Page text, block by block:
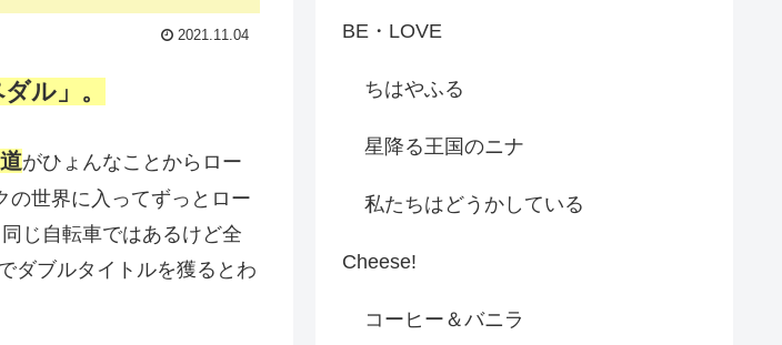
2021.11.04
ル」。
がひょんなことからロー
の世界に入ってずっとロー
じ自転車ではあるけど全
ダブルタイトルを獲るとわ
BE・LOVE
ちはやふる
星降る王国のニナ
私たちはどうかしている
Cheese!
コーヒー＆バニラ